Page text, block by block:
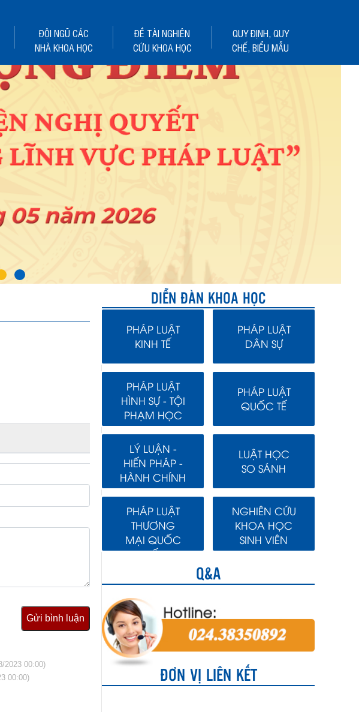
ĐỘI NGŨ CÁC
NHÀ KHOA HỌC
ĐỀ TÀI NGHIÊN
CỨU KHOA HỌC
QUY ĐỊNH, QUY
CHẾ, BIỂU MẪU
Gửi bình luận
2023 00:00)
00:00)
DIỄN ĐÀN KHOA HỌC
PHÁP LUẬT
KINH TẾ
PHÁP LUẬT
DÂN SỰ
PHÁP LUẬT
HÌNH SỰ - TỘI
PHẠM HỌC
PHÁP LUẬT
QUỐC TẾ
LÝ LUẬN -
HIẾN PHÁP -
HÀNH CHÍNH
LUẬT HỌC
SO SÁNH
PHÁP LUẬT
THƯƠNG
MẠI QUỐC
TẾ
NGHIÊN CỨU
KHOA HỌC
SINH VIÊN
Q&A
ĐƠN VỊ LIÊN KẾT